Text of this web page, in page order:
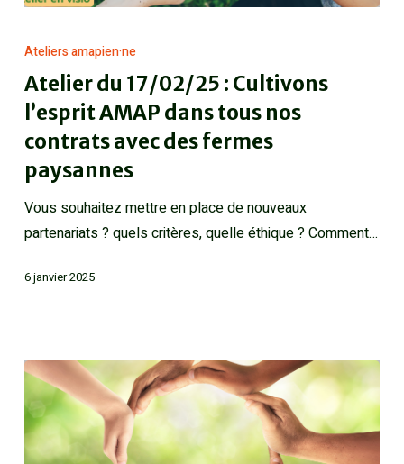
Ateliers amapien·ne
Atelier du 17/02/25 : Cultivons
l’esprit AMAP dans tous nos
contrats avec des fermes
paysannes
Vous souhaitez mettre en place de nouveaux
partenariats ? quels critères, quelle éthique ? Comment…
6 janvier 2025